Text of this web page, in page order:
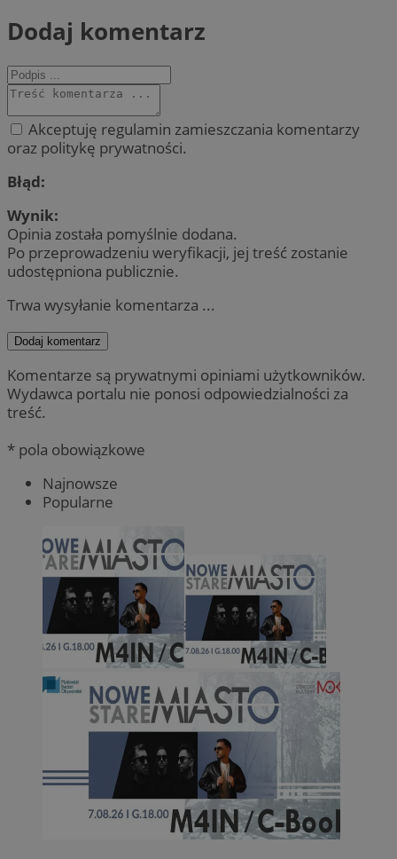
Dodaj komentarz
Akceptuję regulamin zamieszczania komentarzy
oraz politykę prywatności.
Błąd:
Wynik:
Opinia została pomyślnie dodana.
Po przeprowadzeniu weryfikacji, jej treść zostanie
udostępniona publicznie.
Trwa wysyłanie komentarza ...
Dodaj komentarz
Komentarze są prywatnymi opiniami użytkowników.
Wydawca portalu nie ponosi odpowiedzialności za
treść.
* pola obowiązkowe
Najnowsze
Popularne